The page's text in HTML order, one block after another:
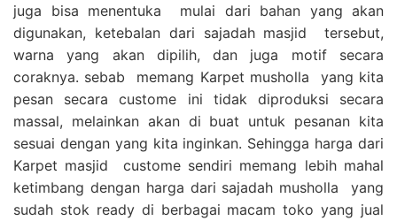
juga bisa menentuka mulai dari bahan yang akan
digunakan, ketebalan dari sajadah masjid tersebut,
warna yang akan dipilih, dan juga motif secara
coraknya. sebab memang Karpet musholla yang kita
pesan secara custome ini tidak diproduksi secara
massal, melainkan akan di buat untuk pesanan kita
sesuai dengan yang kita inginkan. Sehingga harga dari
Karpet masjid custome sendiri memang lebih mahal
ketimbang dengan harga dari sajadah musholla yang
sudah stok ready di berbagai macam toko yang jual